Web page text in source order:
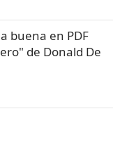
buena en PDF
de Donald De